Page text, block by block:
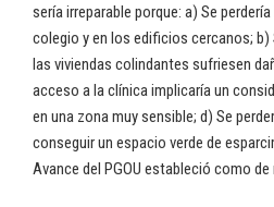
sería irreparable porque: a) Se
colegio y en los edificios cercanos; b)
las viviendas colindantes sufriesen
acceso a la clínica implicaría un
en una zona muy sensible; d) Se
conseguir un espacio verde de
Avance del PGOU estableció como